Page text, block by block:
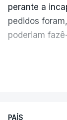
perante a
pedidos
poderiam
PAÍS